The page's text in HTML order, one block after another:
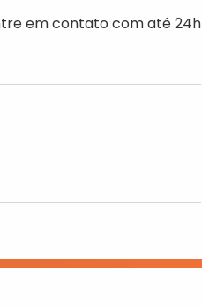
em contato com até 24h